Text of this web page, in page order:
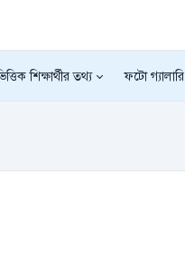
শিক্ষার্থীর তথ্য ফটো গ্যালারি